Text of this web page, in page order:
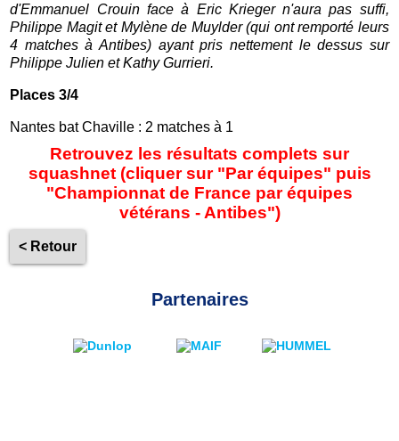
d'Emmanuel Crouin face à Eric Krieger n'aura pas suffi,
Philippe Magit et Mylène de Muylder (qui ont remporté leurs
4 matches à Antibes) ayant pris nettement le dessus sur
Philippe Julien et Kathy Gurrieri.
Places 3/4
Nantes bat Chaville : 2 matches à 1
Retrouvez les résultats complets sur
squashnet (cliquer sur "Par équipes" puis
"Championnat de France par équipes
vétérans - Antibes")
< Retour
Partenaires